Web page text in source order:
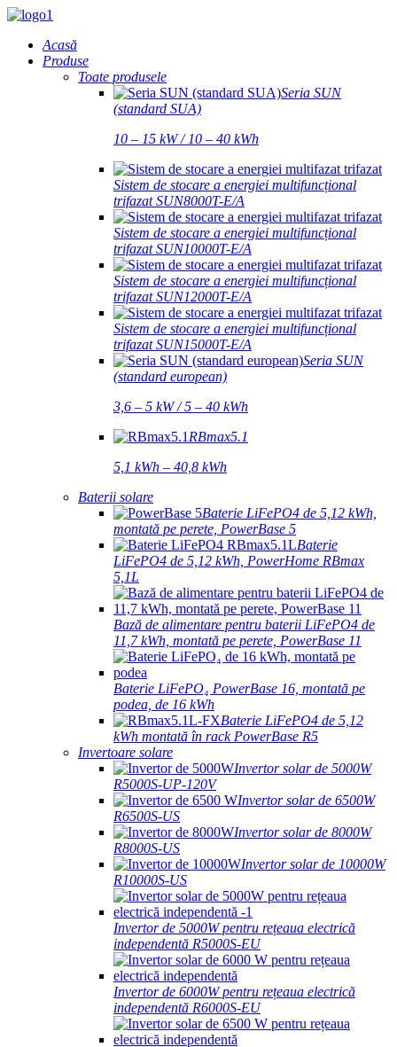
Acasă
Produse
Toate produsele
Seria SUN
(standard SUA)
10 – 15 kW / 10 – 40 kWh
Sistem de stocare a energiei multifuncțional
trifazat SUN8000T-E/A
Sistem de stocare a energiei multifuncțional
trifazat SUN10000T-E/A
Sistem de stocare a energiei multifuncțional
trifazat SUN12000T-E/A
Sistem de stocare a energiei multifuncțional
trifazat SUN15000T-E/A
Seria SUN
(standard european)
3,6 – 5 kW / 5 – 40 kWh
RBmax5.1
5,1 kWh – 40,8 kWh
Baterii solare
Baterie LiFePO4 de 5,12 kWh,
montată pe perete, PowerBase 5
Baterie
LiFePO4 de 5,12 kWh, PowerHome RBmax
5,1L
Bază de alimentare pentru baterii LiFePO4 de
11,7 kWh, montată pe perete, PowerBase 11
Baterie LiFePO₄ PowerBase 16, montată pe
podea, de 16 kWh
Baterie LiFePO4 de 5,12
kWh montată în rack PowerBase R5
Invertoare solare
Invertor solar de 5000W
R5000S-UP-120V
Invertor solar de 6500W
R6500S-US
Invertor solar de 8000W
R8000S-US
Invertor solar de 10000W
R10000S-US
Invertor de 5000W pentru rețeaua electrică
independentă R5000S-EU
Invertor de 6000W pentru rețeaua electrică
independentă R6000S-EU